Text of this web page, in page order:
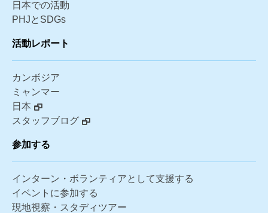
日本での活動
PHJとSDGs
活動レポート
カンボジア
ミャンマー
日本
スタッフブログ
参加する
インターン・ボランティアとして支援する
イベントに参加する
現地視察・スタディツアー